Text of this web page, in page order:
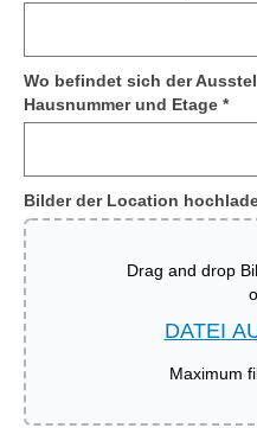
Wo befindet sich der
Hausnummer und Etage *
Bilder der Location
Drag and drop
DATEI
Maximum